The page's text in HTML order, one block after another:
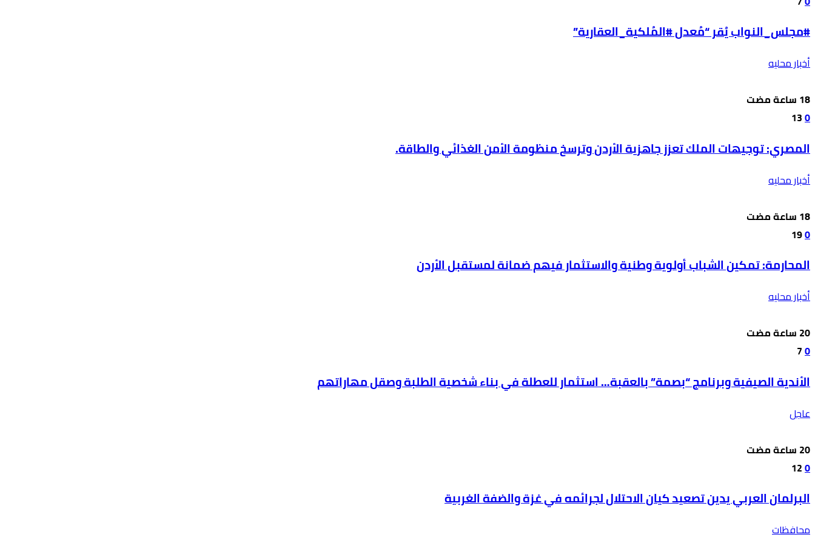
#مجلس_النواب يُقر “مُعدل #المُلكية_العقارية”
أخبار محليه
0
13
المصري: توجيهات الملك تعزز جاهزية الأردن وترسخ منظومة الأمن الغذائي والطاقة.
أخبار محليه
0
19
المحارمة: تمكين الشباب أولوية وطنية والاستثمار فيهم ضمانة لمستقبل الأردن
أخبار محليه
0
7
الأندية الصيفية وبرنامج “بصمة” بالعقبة… استثمار للعطلة في بناء شخصية الطلبة وصقل مهاراتهم
عاجل
0
12
البرلمان العربي يدين تصعيد كيان الاحتلال لجرائمه في غزة والضفة الغربية
محافظات